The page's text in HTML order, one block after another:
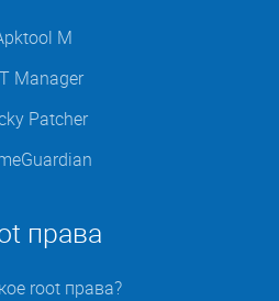
M
Manager
Patcher
права
root права?